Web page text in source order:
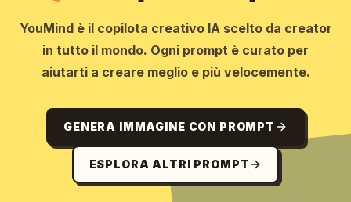
YouMind è il copilota creativo IA scelto da creator
in tutto il mondo. Ogni prompt è curato per
aiutarti a creare meglio e più velocemente.
GENERA IMMAGINE CON PROMPT
ESPLORA ALTRI PROMPT